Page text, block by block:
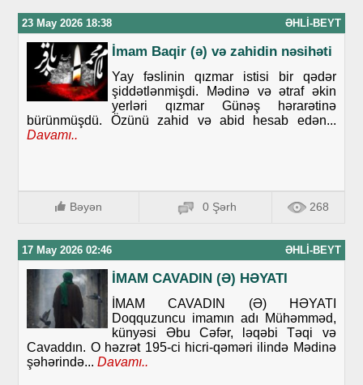
23 May 2026 18:38 ƏHLI-BEYT
İmam Baqir (ə) və zahidin nəsihəti
Yay fəslinin qızmar istisi bir qədər
şiddətlənmişdi. Mədinə və ətraf əkin
yerləri qızmar Günəş hərarətinə
bürünmüşdü. Özünü zahid və abid hesab edən...
Davamı..
Bəyən 0 Şərh 268
17 May 2026 02:46 ƏHLI-BEYT
İMAM CAVADIN (Ə) HƏYATI
İMAM CAVADIN (Ə) HƏYATI
Doqquzuncu imamın adı Mühəmməd,
künyəsi Əbu Cəfər, ləqəbi Təqi və
Cavaddın. O həzrət 195-ci hicri-qəməri ilində Mədinə
şəhərində... Davamı..